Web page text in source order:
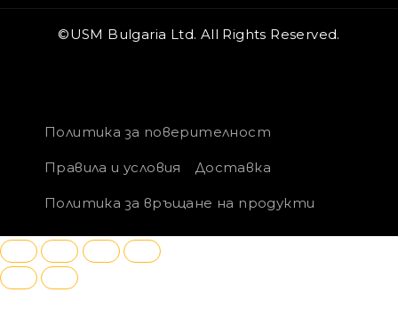
©USM Bulgaria Ltd. All Rights Reserved.
Политика за поверителност
Правила и условия Доставка
Политика за връщане на продукти